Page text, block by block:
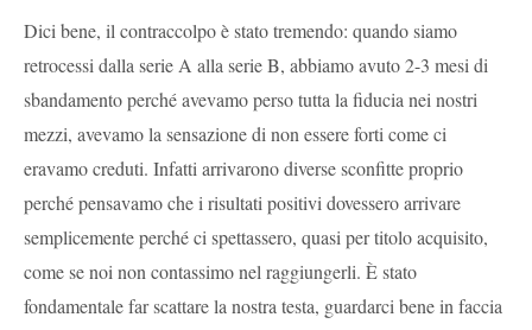
Dici bene, il contraccolpo è stato tremendo: quando siamo
retrocessi dalla serie A alla serie B, abbiamo avuto 2-3 mesi di
sbandamento perché avevamo perso tutta la fiducia nei nostri
mezzi, avevamo la sensazione di non essere forti come ci
eravamo creduti. Infatti arrivarono diverse sconfitte proprio
perché pensavamo che i risultati positivi dovessero arrivare
semplicemente perché ci spettassero, quasi per titolo acquisito,
come se noi non contassimo nel raggiungerli. È stato
fondamentale far scattare la nostra testa, guardarci bene in faccia